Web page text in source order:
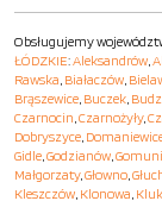
Obsługujemy
ŁÓDZKIE:Aleksandrów,
Rawska, Białaczów,
Brąszewice, Buczek,
Czarnocin,Czarnożyły,
Dobryszyce,
Gidle,Godzianów,
Małgorzaty,Głowno,
Kleszczów, Klonowa,